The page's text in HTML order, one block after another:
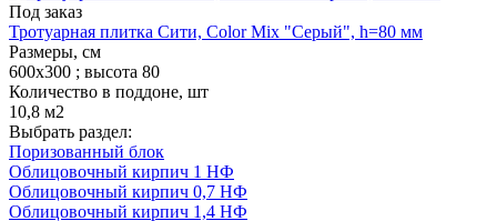
Под заказ
Тротуарная плитка Сити, Color Mix "Серый", h=80 мм
Размеры, см
600х300 ; высота 80
Количество в поддоне, шт
10,8 м2
Выбрать раздел:
Поризованный блок
Облицовочный кирпич 1 НФ
Облицовочный кирпич 0,7 НФ
Облицовочный кирпич 1,4 НФ